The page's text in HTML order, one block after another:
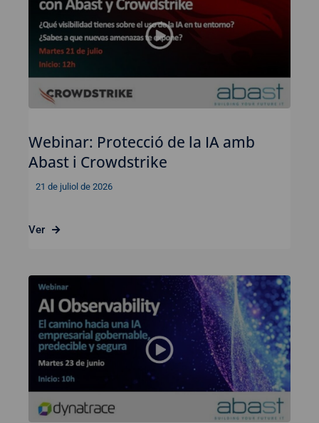
Webinar: Protecció de la IA amb
Abast i Crowdstrike
21 de juliol de 2026
Ver